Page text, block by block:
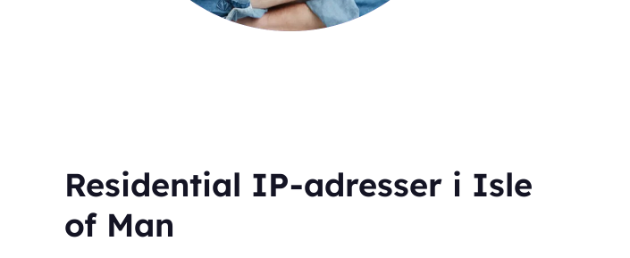
Residential IP-adresser i Isle
of Man